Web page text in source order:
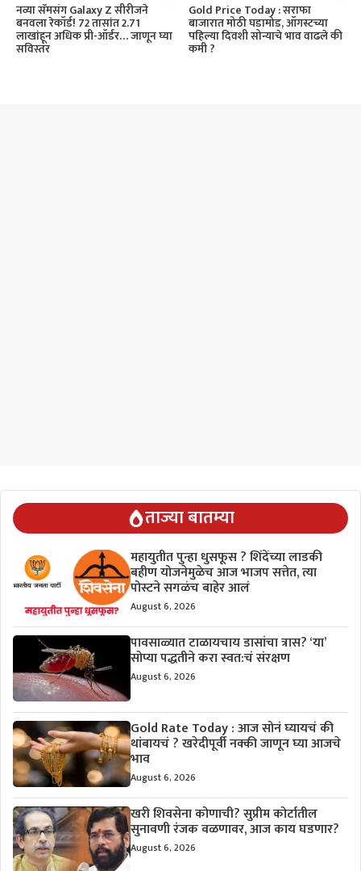
नव्या सॅमसंग Galaxy Z सीरीजने
बनवला रेकॉर्ड! 72 तासांत 2.71
लाखांहून अधिक प्री-ऑर्डर… जाणून घ्या
सविस्तर
Gold Price Today : सराफा
बाजारात मोठी घडामोड, ऑगस्टच्या
पहिल्या दिवशी सोन्याचे भाव वाढले की
कमी ?
ताज्या बातम्या
महायुतीत पुन्हा धुसफूस ? शिंदेंच्या लाडकी
बहीण योजनेमुळेच आज भाजप सत्तेत, त्या
पोस्टने सगळंच बाहेर आलं
August 6, 2026
पावसाळ्यात टाळायचाय डासांचा त्रास? ‘या’
सोप्या पद्धतीने करा स्वत:चं संरक्षण
August 6, 2026
Gold Rate Today : आज सोनं घ्यायचं की
थांबायचं ? खरेदीपूर्वी नक्की जाणून घ्या आजचे
भाव
August 6, 2026
खरी शिवसेना कोणाची? सुप्रीम कोर्टातील
सुनावणी रंजक वळणावर, आज काय घडणार?
August 6, 2026